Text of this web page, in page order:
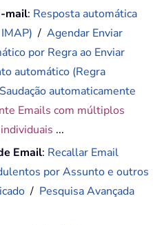
mail: Resposta automática
/Agendar Enviar
por Regra ao Enviar
automático (Regra
automaticamente
Emails com múltiplos
...
Email: Recallar Email
por Assunto e outros
/ Pesquisa Avançada